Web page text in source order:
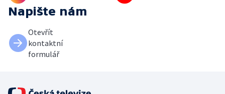
Napište nám
Otevřít
kontaktní
formulář